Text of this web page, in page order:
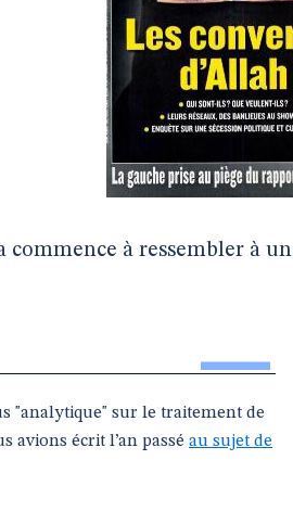
commence à ressembler à
"analytique" sur le traitement de
avions écrit l’an passé au sujet de